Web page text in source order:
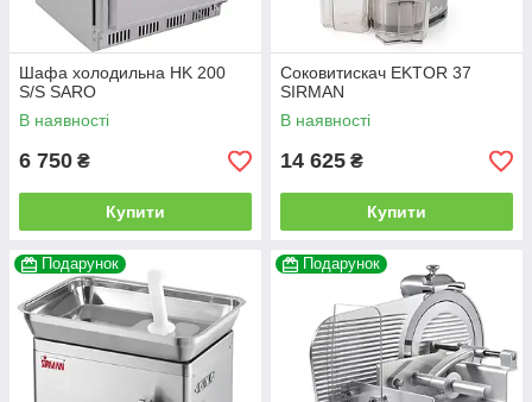
Шафа холодильна HK 200
S/S SARO
В наявності
6 750 ₴
Купити
Соковитискач EKTOR 37
SIRMAN
В наявності
14 625 ₴
Купити
Подарунок Подарунок